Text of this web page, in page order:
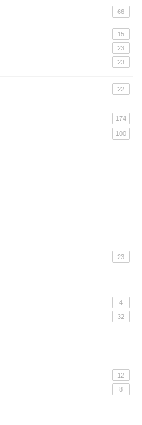
66
15
23
23
22
174
100
23
4
32
12
8